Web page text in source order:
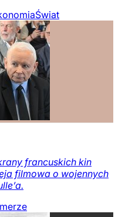
Świat
francuskich kin
filmowa o wojennych